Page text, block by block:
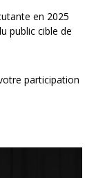
en 2025
public cible de
participation